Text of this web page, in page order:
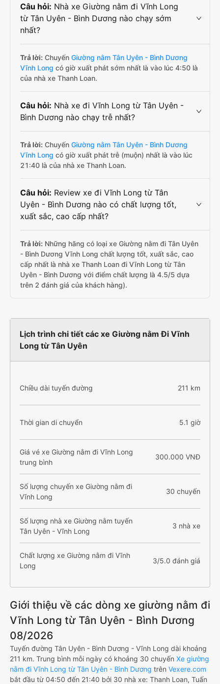
Câu hỏi: Nhà xe Giường nằm đi Vĩnh Long
từ Tân Uyên - Bình Dương nào chạy sớm
nhất?
Trả lời: Chuyến Giường nằm Tân Uyên - Bình Dương
Vĩnh Long có giờ xuất phát sớm nhất là vào lúc 4:50 là
của nhà xe Thanh Loan.
Câu hỏi: Nhà xe đi Vĩnh Long từ Tân Uyên -
Bình Dương nào chạy trễ nhất?
Trả lời: Chuyến Giường nằm Tân Uyên - Bình Dương
Vĩnh Long có giờ xuất phát trễ (muộn) nhất là vào lúc
21:40 là của nhà xe Thanh Loan.
Câu hỏi: Review xe đi Vĩnh Long từ Tân
Uyên - Bình Dương nào có chất lượng tốt,
xuất sắc, cao cấp nhất?
Trả lời: Những hãng có loại xe Giường nằm đi Tân Uyên
- Bình Dương Vĩnh Long chất lượng tốt, xuất sắc, cao
cấp nhất là nhà xe Thanh Loan đi Vĩnh Long từ Tân
Uyên - Bình Dương với điểm chất lượng là 4.5/5 dựa
trên 2 đánh giá của khách hàng).
Lịch trình chi tiết các xe Giường nằm Đi Vĩnh
Long từ Tân Uyên
Chiều dài tuyến đường 211 km
Thời gian di chuyển 5.1 giờ
Giá vé xe Giường nằm đi Vĩnh Long
trung bình
300.000 VNĐ
Số lượng chuyến xe Giường nằm đi
Vĩnh Long
30 chuyến
Số lượng nhà xe Giường nằm tuyến
Tân Uyên - Vĩnh Long
3 nhà xe
Chất lượng xe Giường nằm đi Vĩnh
Long
3/5.0 đánh giá
Giới thiệu về các dòng xe giường nằm đi
Vĩnh Long từ Tân Uyên - Bình Dương
08/2026
Tuyến đường Tân Uyên - Bình Dương - Vĩnh Long dài khoảng
211 km. Trung bình mỗi ngày có khoảng 30 chuyến Xe giường
nằm đi Vĩnh Long từ Tân Uyên - Bình Dương trên Vexere.com
bắt đầu từ 04:50 đến 21:40 bởi 30 nhà xe: Thanh Loan, Tuấn